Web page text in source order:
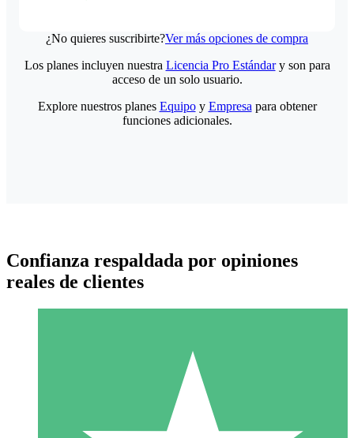
¿No quieres suscribirte?Ver más opciones de compra
Paquetes de Créditos Individuales
Paga según el uso con créditos de descarga. Sin compromiso
Los planes incluyen nuestra Licencia Pro Estándary son para
acceso de un solo usuario.
Explore nuestros planes Equipoy Empresa para obtener
funciones adicionales.
Confianza respaldada por opiniones
reales de clientes